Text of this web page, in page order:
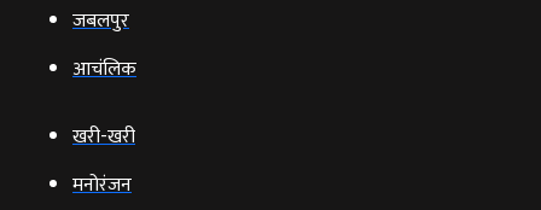
जबलपुर
आचंलिक
खरी-खरी
मनोरंजन